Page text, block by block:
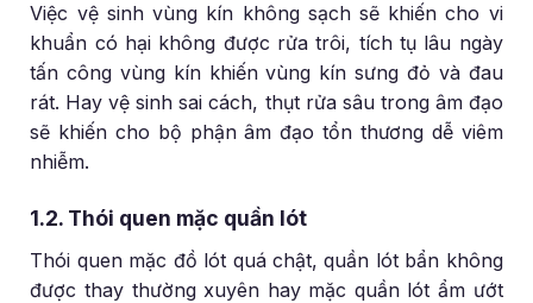
Việc vệ sinh vùng kín không sạch sẽ khiến cho vi
khuẩn có hại không được rửa trôi, tích tụ lâu ngày
tấn công vùng kín khiến vùng kín sưng đỏ và đau
rát. Hay vệ sinh sai cách, thụt rửa sâu trong âm đạo
sẽ khiến cho bộ phận âm đạo tổn thương dễ viêm
nhiễm.
1.2. Thói quen mặc quần lót
Thói quen mặc đồ lót quá chật, quần lót bẩn không
được thay thường xuyên hay mặc quần lót ẩm ướt